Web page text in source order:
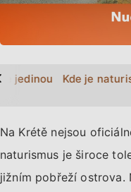
jedinou označenou
Kde je
Na Krétě nejsou
naturismus je široce
jižním pobřeží ostrova.